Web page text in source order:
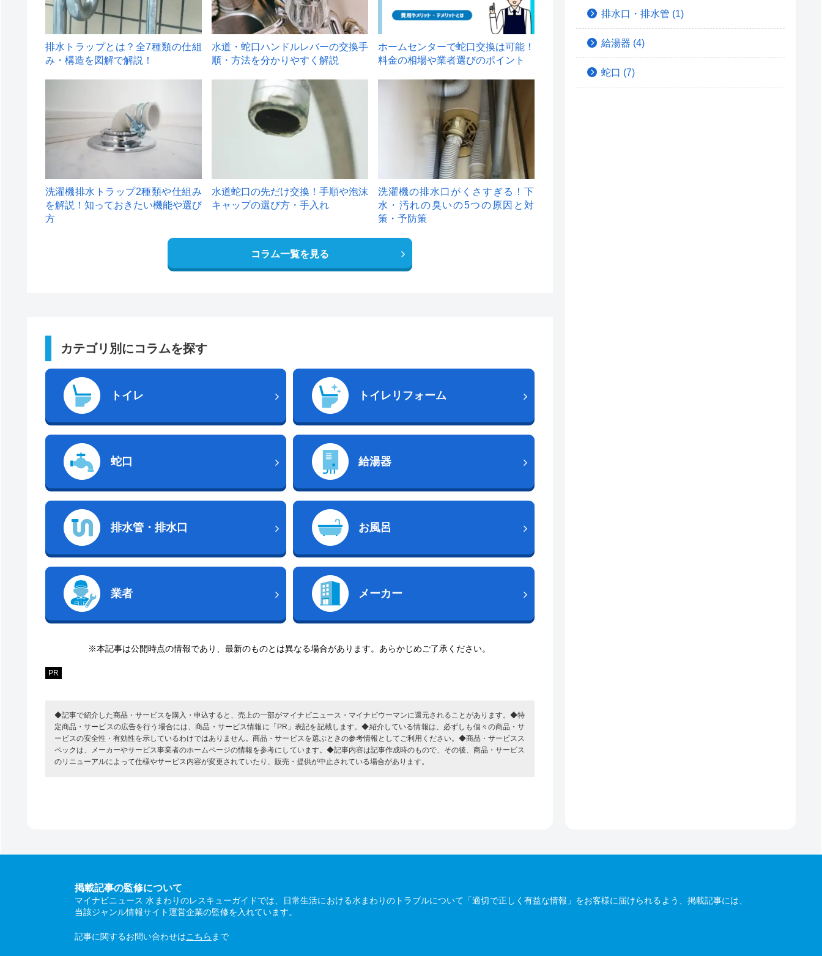
排水トラップとは？全7種類の仕組
み・構造を図解で解説！
水道・蛇口ハンドルレバーの交換手
順・方法を分かりやすく解説
ホームセンターで蛇口交換は可能！
料金の相場や業者選びのポイント
洗濯機排水トラップ2種類や仕組み
を解説！知っておきたい機能や選び
方
水道蛇口の先だけ交換！手順や泡沫
キャップの選び方・手入れ
洗濯機の排水口がくさすぎる！下
水・汚れの臭いの5つの原因と対
策・予防策
コラム一覧を見る
カテゴリ別にコラムを探す
トイレ トイレリフォーム
蛇口 給湯器
排水管・排水口 お風呂
業者 メーカー
※本記事は公開時点の情報であり、最新のものとは異なる場合があります。あらかじめご了承ください。
PR
◆記事で紹介した商品・サービスを購入・申込すると、売上の一部がマイナビニュース・マイナビウーマンに還元されることがあります。◆特
定商品・サービスの広告を行う場合には、商品・サービス情報に「PR」表記を記載します。◆紹介している情報は、必ずしも個々の商品・サ
ービスの安全性・有効性を示しているわけではありません。商品・サービスを選ぶときの参考情報としてご利用ください。◆商品・サービスス
ペックは、メーカーやサービス事業者のホームページの情報を参考にしています。◆記事内容は記事作成時のもので、その後、商品・サービス
のリニューアルによって仕様やサービス内容が変更されていたり、販売・提供が中止されている場合があります。
排水口・排水管 (1)
給湯器 (4)
蛇口 (7)
掲載記事の監修について
マイナビニュース 水まわりのレスキューガイドでは、日常生活における水まわりのトラブルについて「適切で正しく有益な情報」をお客様に届けられるよう、掲載記事には、
当該ジャンル情報サイト運営企業の監修を入れています。
記事に関するお問い合わせはこちら まで